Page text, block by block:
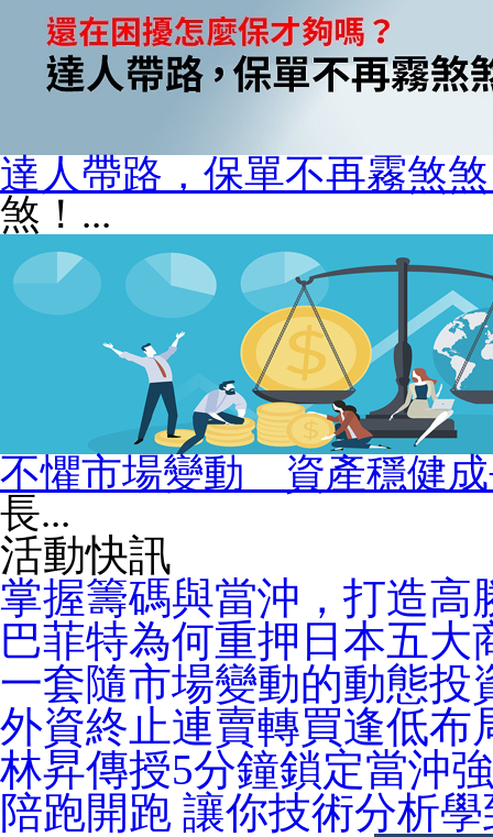
達人帶路，保單不再霧煞
煞！...
不懼市場變動 資產穩健
長...
活動快訊
掌握籌碼與當沖，打造高
巴菲特為何重押日本五大
一套隨市場變動的動態投
外資終止連賣轉買逢低布
林昇傳授5分鐘鎖定當沖
陪跑開跑 讓你技術分析